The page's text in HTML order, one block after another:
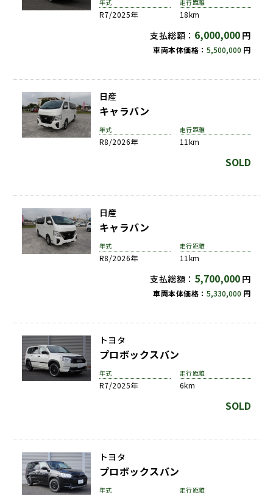
年式
R7/2025年
走行距離
18km
支払総額： 6,000,000円
車両本体価格： 5,500,000 円
日産
キャラバン
年式
R8/2026年
走行距離
11km
SOLD
日産
キャラバン
年式
R8/2026年
走行距離
11km
支払総額： 5,700,000円
車両本体価格： 5,330,000 円
トヨタ
プロボックスバン
年式
R7/2025年
走行距離
6km
SOLD
トヨタ
プロボックスバン
年式 走行距離